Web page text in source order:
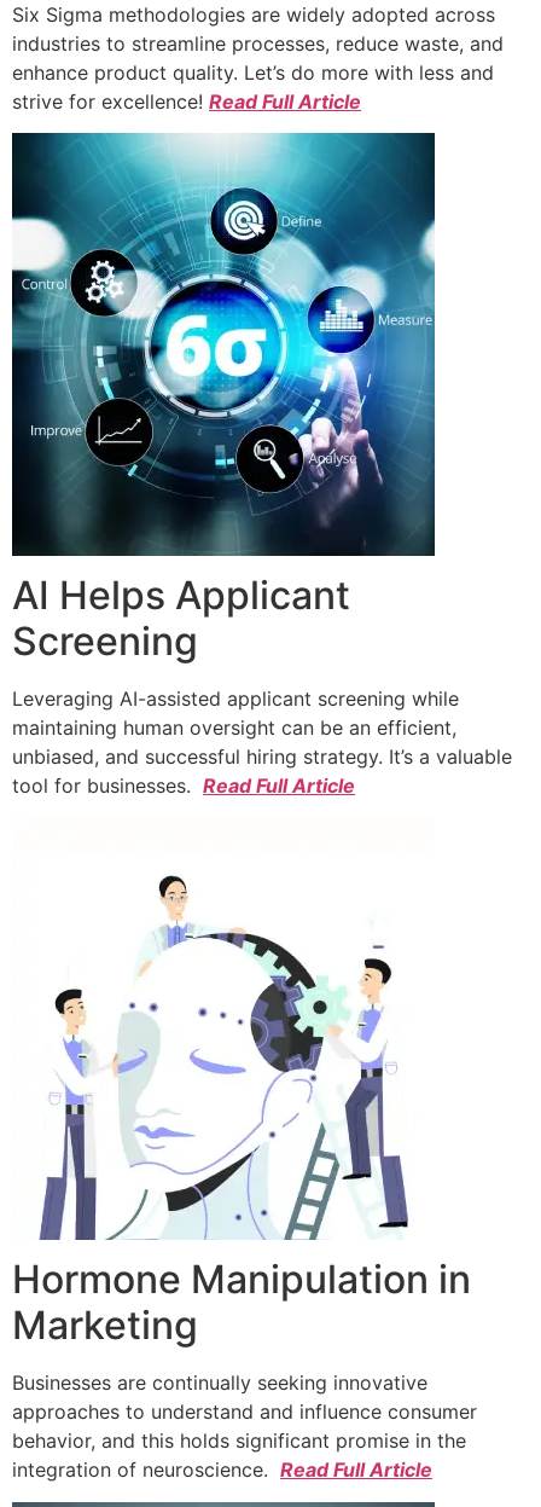
Six Sigma methodologies are widely adopted across
industries to streamline processes, reduce waste, and
enhance product quality. Let’s do more with less and
strive for excellence! Read Full Article
AI Helps Applicant
Screening
Leveraging AI-assisted applicant screening while
maintaining human oversight can be an efficient,
unbiased, and successful hiring strategy. It’s a valuable
tool for businesses. Read Full Article
Hormone Manipulation in
Marketing
Businesses are continually seeking innovative
approaches to understand and influence consumer
behavior, and this holds significant promise in the
integration of neuroscience. Read Full Article